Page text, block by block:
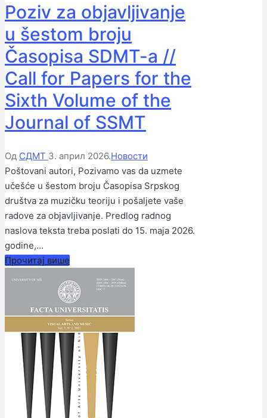
Poziv za objavljivanje
u šestom broju
Časopisa SDMT-a //
Call for Papers for the
Sixth Volume of the
Journal of SSMT
Објављено
од
стране
Од СДМТ 3. април 2026.Објављено
у
Новости
Poštovani autori, Pozivamo vas da uzmete
učešće u šestom broju Časopisa Srpskog
društva za muzičku teoriju i pošaljete vaše
radove za objavljivanje. Predlog radnog
naslova teksta treba poslati do 15. maja 2026.
godine,…
Прочитај више